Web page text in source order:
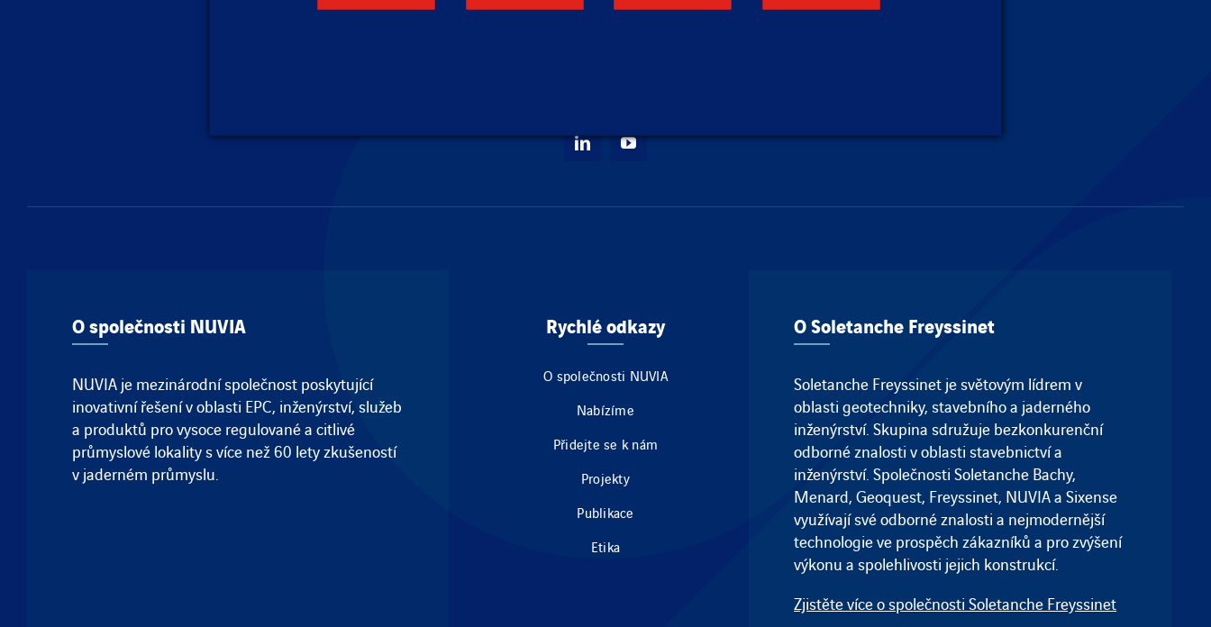
O společnosti NUVIA
NUVIA je mezinárodní společnost poskytující
inovativní řešení v oblasti EPC, inženýrství, služeb
a produktů pro vysoce regulované a citlivé
průmyslové lokality s více než 60 lety zkušeností
v jaderném průmyslu.
Rychlé odkazy
O společnosti NUVIA
Nabízíme
Přidejte se k nám
Projekty
Publikace
Etika
O Soletanche Freyssinet
Soletanche Freyssinet je světovým lídrem v
oblasti geotechniky, stavebního a jaderného
inženýrství. Skupina sdružuje bezkonkurenční
odborné znalosti v oblasti stavebnictví a
inženýrství. SpolečnostiSoletanche Bachy,
Menard,Geoquest, Freyssinet, NUVIA aSixense
využívají své odborné znalosti a nejmodernější
technologie ve prospěch zákazníků a pro zvýšení
výkonu a spolehlivosti jejich konstrukcí.
Zjistěte více o společnosti Soletanche Freyssinet